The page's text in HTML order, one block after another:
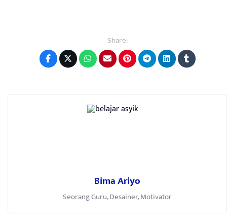
Share:
Bima Ariyo
Seorang Guru, Desainer, Motivator